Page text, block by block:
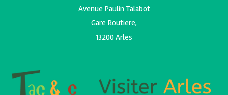
Avenue Paulin Talabot
Gare Routiere,
13200 Arles